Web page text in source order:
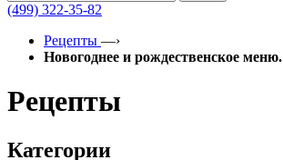
(499) 322-35-82
Рецепты —›
Новогоднее и рождественское меню.
Рецепты
Категории